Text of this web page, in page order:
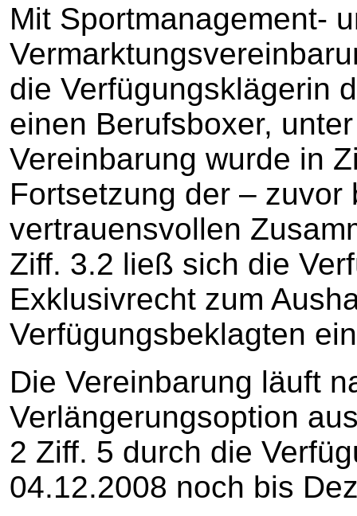
Mit Sportmanagement-
die Verfügungsklägerin
einen Berufsboxer,
Vereinbarung wurde in
Fortsetzung der –
vertrauensvollen
Ziff. 3.2 ließ sich die
Exklusivrecht zum
Verfügungsbeklagten
Die Vereinbarung läuft
Verlängerungsoption
2 Ziff. 5 durch die
04.12.2008 noch bis